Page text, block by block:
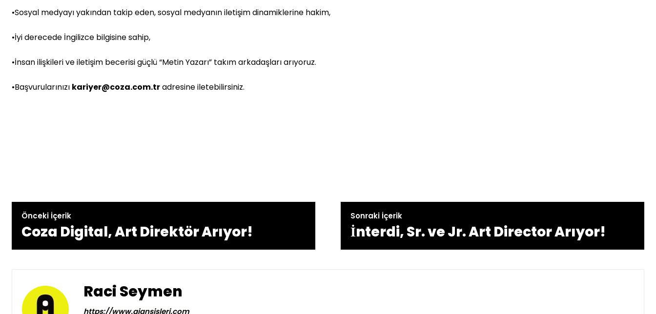
•Sosyal medyayı yakından takip eden, sosyal medyanın iletişim dinamiklerine hakim,
•İyi derecede İngilizce bilgisine sahip,
•İnsan ilişkileri ve iletişim becerisi güçlü “Metin Yazarı” takım arkadaşları arıyoruz.
•Başvurularınızı kariyer@coza.com.tradresine iletebilirsiniz.
Önceki İçerik
Coza Digital, Art Direktör Arıyor!
Sonraki İçerik
İnterdi, Sr. ve Jr. Art Director Arıyor!
Raci Seymen
https://www.ajansisleri.com